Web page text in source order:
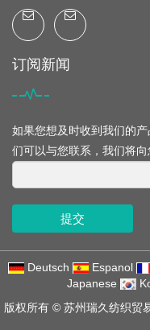
订阅新闻
如果您想及时收到我们的
们可以与您联系，我们将向
提交
Deutsch Espanol
Japanese
版权所有 © 苏州瑞久纺织贸